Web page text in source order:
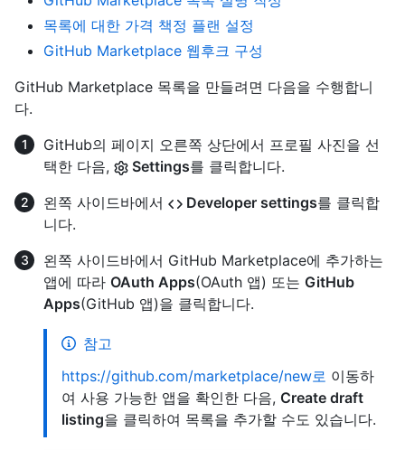
목록에 대한 가격 책정 플랜 설정
GitHub Marketplace 웹후크 구성
GitHub Marketplace 목록을 만들려면 다음을 수행합니
다.
GitHub의 페이지 오른쪽 상단에서 프로필 사진을 선
택한 다음,
Settings를 클릭합니다.
왼쪽 사이드바에서
Developer settings를 클릭합
니다.
왼쪽 사이드바에서 GitHub Marketplace에 추가하는
앱에 따라 OAuth Apps(OAuth 앱) 또는 GitHub
Apps(GitHub 앱)을 클릭합니다.
참고
https://github.com/marketplace/new로 이동하
여 사용 가능한 앱을 확인한 다음, Create draft
listing을 클릭하여 목록을 추가할 수도 있습니다.